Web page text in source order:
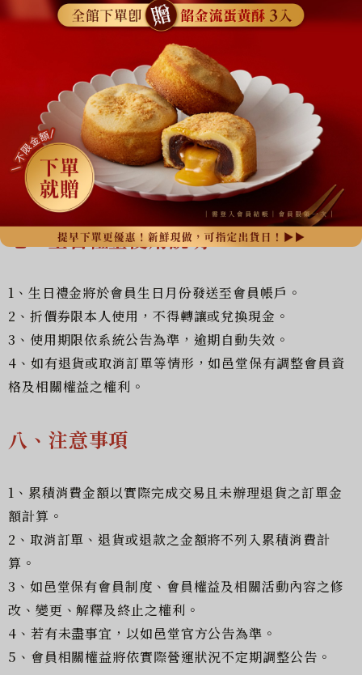
六、會員等級計算方式
1、會員等級依累積消費金額計算，消費完成並取貨後，
系統將自動累積消費金額。
2、當累積消費金額達到升級門檻時，系統將自動升級會
員等級。
3、會員須提供正確生日資料，方可獲得生日禮金。
七、生日禮金使用說明
1、生日禮金將於會員生日月份發送至會員帳戶。
2、折價券限本人使用，不得轉讓或兌換現金。
3、使用期限依系統公告為準，逾期自動失效。
4、如有退貨或取消訂單等情形，如邑堂保有調整會員資
格及相關權益之權利。
八、注意事項
1、累積消費金額以實際完成交易且未辦理退貨之訂單金
額計算。
2、取消訂單、退貨或退款之金額將不列入累積消費計
算。
3、如邑堂保有會員制度、會員權益及相關活動內容之修
改、變更、解釋及終止之權利。
4、若有未盡事宜，以如邑堂官方公告為準。
5、會員相關權益將依實際營運狀況不定期調整公告。